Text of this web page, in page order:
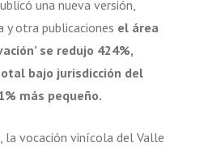
una nueva versión,
y otra publicaciones el área
se redujo 424%,
bajo jurisdicción del
más pequeño.
la vocación vinícola del Valle